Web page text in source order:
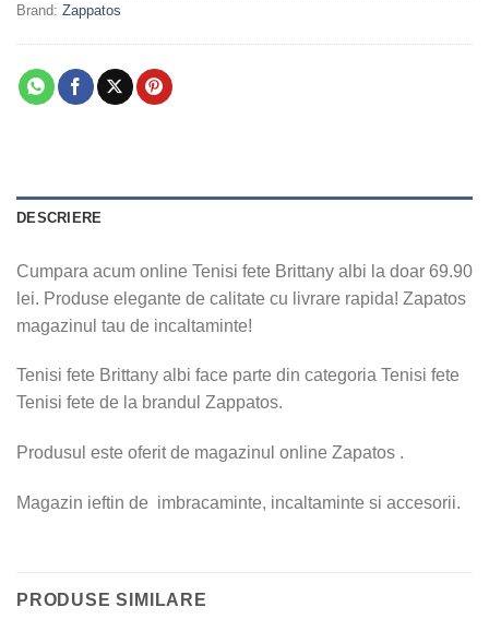
Brand: Zappatos
DESCRIERE
Cumpara acum online Tenisi fete Brittany albi la doar 69.90
lei. Produse elegante de calitate cu livrare rapida! Zapatos
magazinul tau de incaltaminte!
Tenisi fete Brittany albi face parte din categoria Tenisi fete
Tenisi fete de la brandul Zappatos.
Produsul este oferit de magazinul online Zapatos .
Magazin ieftin de imbracaminte, incaltaminte si accesorii.
PRODUSE SIMILARE